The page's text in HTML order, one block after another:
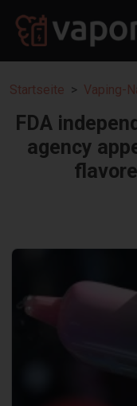
Startseite Vaping-
FDA
agency